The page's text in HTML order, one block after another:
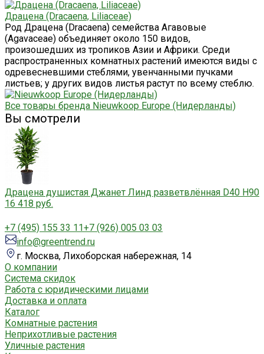
Драцена (Dracaena, Liliaceae)
Род Драцена (Dracaena) семейства Агавовые
(Agavaceae) объединяет около 150 видов,
произошедших из тропиков Азии и Африки. Среди
распространенных комнатных растений имеются виды с
одревесневшими стеблями, увенчанными пучками
листьев; у других видов листья растут по всему стеблю.
Все товары бренда Nieuwkoop Europe (Нидерланды)
Вы смотрели
Драцена душистая Джанет Линд разветвлённая D40 H90
16 418 руб.
+7 (495) 155 33 11+7 (926) 005 03 03
info@greentrend.ru
г. Москва, Лихоборская набережная, 14
О компании
Система скидок
Работа с юридическими лицами
Доставка и оплата
Каталог
Комнатные растения
Неприхотливые растения
Уличные растения